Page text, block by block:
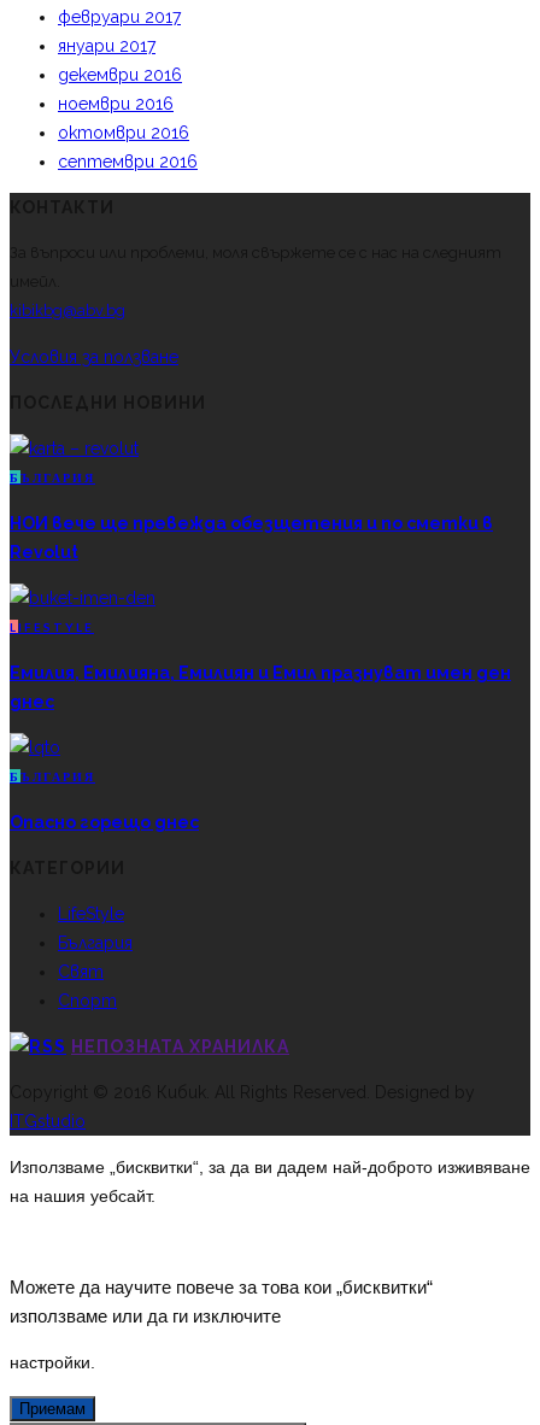
февруари 2017
януари 2017
декември 2016
ноември 2016
октомври 2016
септември 2016
За въпроси или проблеми, моля свържете се с нас на следният
имейл.
kibikbg@abv.bg
Условия за ползване
Б ЪЛГАРИЯ
НОИ вече ще превежда обезщетения и по сметки в
Revolut
L IFESTYLE
Емилия, Емилияна, Емилиян и Емил празнуват имен ден
днес
Б ЪЛГАРИЯ
Опасно горещо днес
LifeStyle
България
Свят
Спорт
НЕПОЗНАТА ХРАНИЛКА
Copyright © 2016 Кибик. All Rights Reserved. Designed by
ITGstudio
Използваме „бисквитки“, за да ви дадем най-доброто изживяване
на нашия уебсайт.
Можете да научите повече за това кои „бисквитки“
използваме или да ги изключите
настройки.
Приемам